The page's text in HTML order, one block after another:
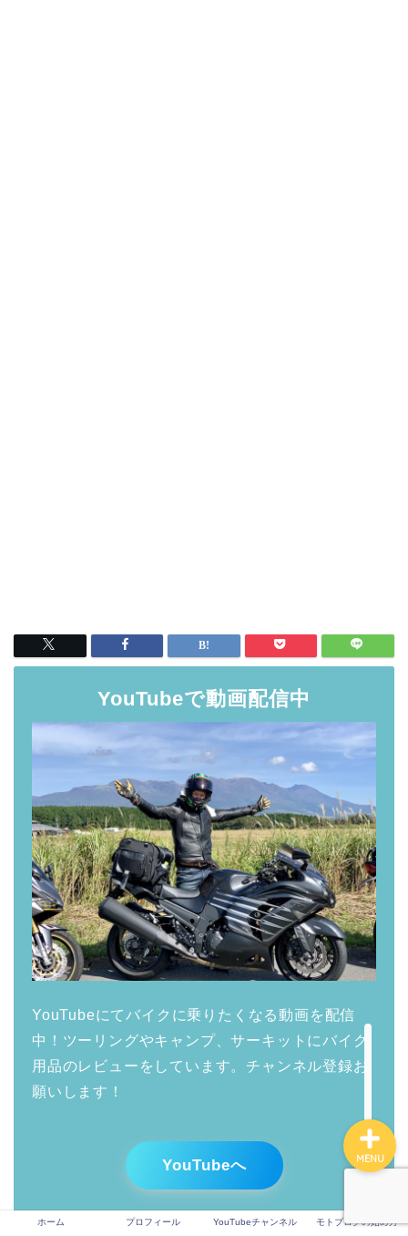
YouTubeで動画配信中
YouTubeにてバイクに乗りたくなる動画を配信
中！ツーリングやキャンプ、サーキットにバイク
用品のレビューをしています。チャンネル登録お
願いします！
YouTubeへ
ホーム プロフィール YouTubeチャンネル モトブログの始め方
MENU
ホーム
プロフィール
YouTubeチャンネル
モトブログの始め方